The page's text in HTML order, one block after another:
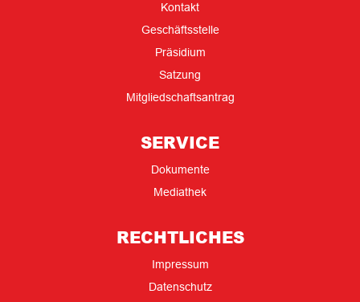
Kontakt
Geschäftsstelle
Präsidium
Satzung
Mitgliedschaftsantrag
SERVICE
Dokumente
Mediathek
RECHTLICHES
Impressum
Datenschutz